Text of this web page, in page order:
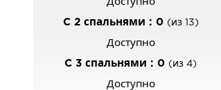
C 2 спальнями : 0 (из 13)
Доступно
C 3 спальнями : 0 (из 4)
Доступно